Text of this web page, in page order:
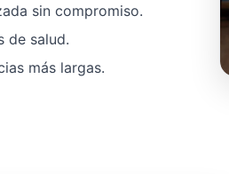
sin compromiso.
de salud.
más largas.